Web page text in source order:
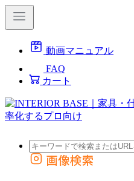
動画マニュアル
FAQ
カート
外部サイトの商品をカートに追加
画像検索